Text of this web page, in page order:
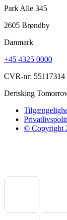
Park Alle 345
2605 Brøndby
Danmark
+45 4325 0000
CVR-nr: 55117314
Derisking
© Copyright